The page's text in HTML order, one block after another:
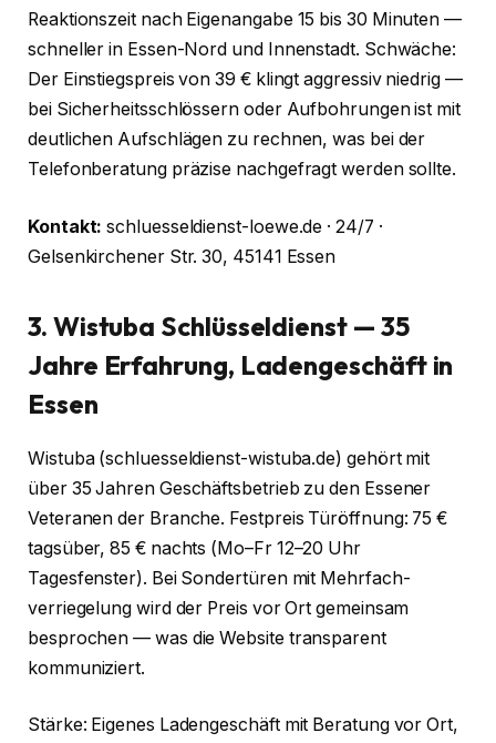
Reaktionszeit nach Eigenangabe 15 bis 30 Minuten —
schneller in Essen-Nord und Innenstadt. Schwäche:
Der Einstiegspreis von 39 € klingt aggressiv niedrig —
bei Sicherheitsschlössern oder Aufbohrungen ist mit
deutlichen Aufschlägen zu rechnen, was bei der
Telefonberatung präzise nachgefragt werden sollte.
Kontakt: schluesseldienst-loewe.de · 24/7 ·
Gelsenkirchener Str. 30, 45141 Essen
3. Wistuba Schlüsseldienst — 35
Jahre Erfahrung, Ladengeschäft in
Essen
Wistuba (schluesseldienst-wistuba.de) gehört mit
über 35 Jahren Geschäftsbetrieb zu den Essener
Veteranen der Branche. Festpreis Tür­öffnung: 75 €
tagsüber, 85 € nachts (Mo–Fr 12–20 Uhr
Tagesfenster). Bei Sondertüren mit Mehrfach­
verriegelung wird der Preis vor Ort gemeinsam
besprochen — was die Website transparent
kommuniziert.
Stärke: Eigenes Ladengeschäft mit Beratung vor Ort,